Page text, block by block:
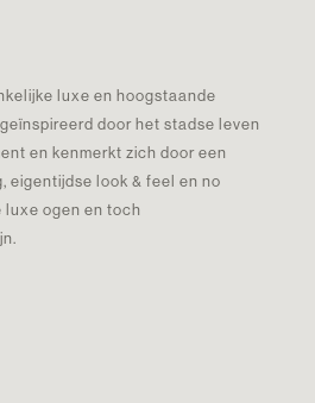
luxe en hoogstaande
door het stadse leven
en kenmerkt zich door een
look & feel en no
luxe ogen en toch